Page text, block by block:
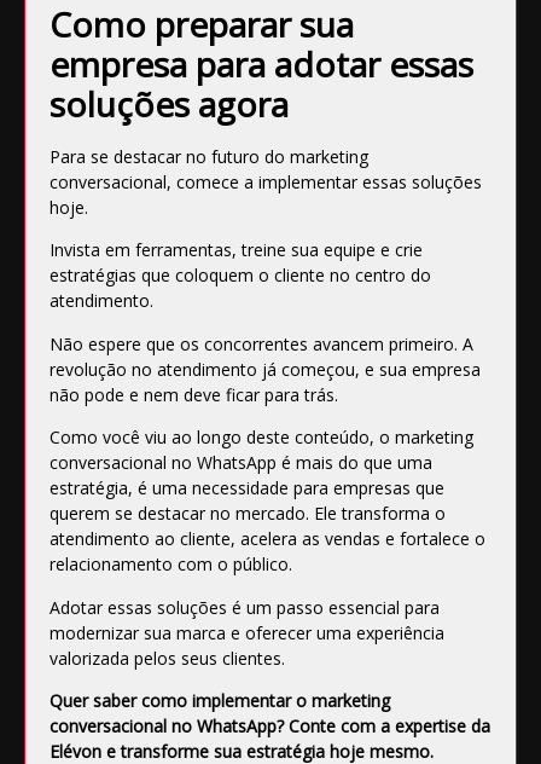
Como preparar sua
empresa para adotar essas
soluções agora
Para se destacar no futuro do marketing
conversacional, comece a implementar essas soluções
hoje.
Invista em ferramentas, treine sua equipe e crie
estratégias que coloquem o cliente no centro do
atendimento.
Não espere que os concorrentes avancem primeiro. A
revolução no atendimento já começou, e sua empresa
não pode e nem deve ficar para trás.
Como você viu ao longo deste conteúdo, o marketing
conversacional no WhatsApp é mais do que uma
estratégia, é uma necessidade para empresas que
querem se destacar no mercado. Ele transforma o
atendimento ao cliente, acelera as vendas e fortalece o
relacionamento com o público.
Adotar essas soluções é um passo essencial para
modernizar sua marca e oferecer uma experiência
valorizada pelos seus clientes.
Quer saber como implementar o marketing
conversacional no WhatsApp?Conte com a expertise da
Elévon e transforme sua estratégia hoje mesmo.